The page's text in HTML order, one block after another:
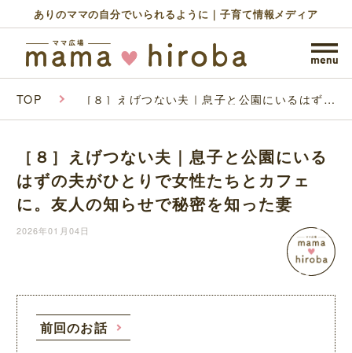
ありのママの自分でいられるように｜子育て情報メディア
TOP ［８］えげつない夫｜息子と公園にいるはずの
せで秘密を知った妻
［８］えげつない夫｜息子と公園にいる
はずの夫がひとりで女性たちとカフェ
に。友人の知らせで秘密を知った妻
2026年01月04日
前回のお話